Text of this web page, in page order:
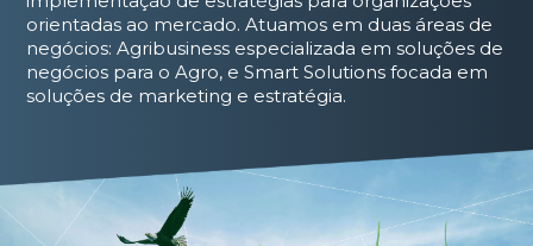
orientadas ao mercado. Atuamos em duas áreas de
negócios: Agribusiness especializada em soluções de
negócios para o Agro, e Smart Solutions focada em
soluções de marketing e estratégia.